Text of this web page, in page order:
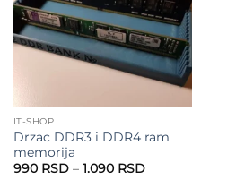
IT-SHOP
Drzac DDR3 i DDR4 ram
memorija
990 RSD – 1.090 RSDRaspon